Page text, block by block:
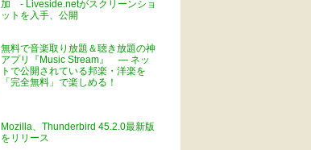
加 - Liveside.netがスクリーンショ
ットを入手、公開
無料で音楽取り放題＆聴き放題の神
アプリ『Music Stream』 ― ネッ
トで公開されている邦楽・洋楽を
「完全無料」で楽しめる！
Mozilla、Thunderbird 45.2.0最新版
をリリース